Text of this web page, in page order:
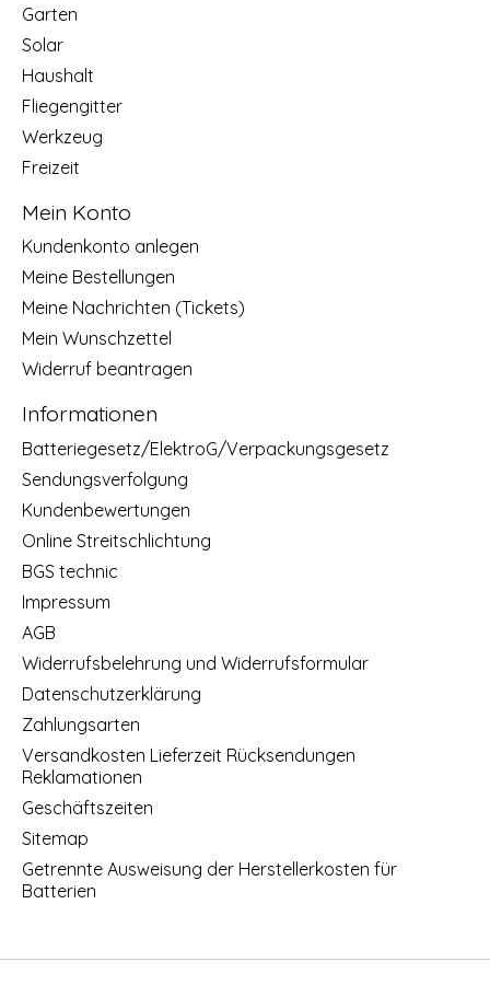
Garten
Solar
Haushalt
Fliegengitter
Werkzeug
Freizeit
Mein Konto
Kundenkonto anlegen
Meine Bestellungen
Meine Nachrichten (Tickets)
Mein Wunschzettel
Widerruf beantragen
Informationen
Batteriegesetz/ElektroG/Verpackungsgesetz
Sendungsverfolgung
Kundenbewertungen
Online Streitschlichtung
BGS technic
Impressum
AGB
Widerrufsbelehrung und Widerrufsformular
Datenschutzerklärung
Zahlungsarten
Versandkosten Lieferzeit Rücksendungen
Reklamationen
Geschäftszeiten
Sitemap
Getrennte Ausweisung der Herstellerkosten für
Batterien